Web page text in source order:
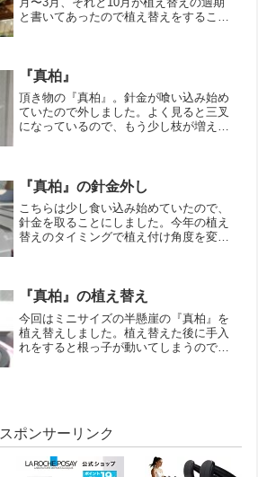
と書いてあったので植え替えをすること
雨の侵食やがけ崩れな...
『真柏』
頂き物の『真柏』。針金が喰い込み始め
ていたので外しました。よく見ると三叉
になっているので、もう少し枝が増えた
ます。 ポチッとしてい...
『真柏』の針金外し
こちらは少し食い込み始めていたので、
針金を取ることにしました。今年の植え
替えのタイミングで植え付け角度を変え
ない感じなので、根っこが...
『真柏』の植え替え
今回はミニサイズの半懸崖の『真柏』を
植え替えしました。植え替えた後に手入
れをすると根っ子が動いてしまうので鉢
スポンサーリンク